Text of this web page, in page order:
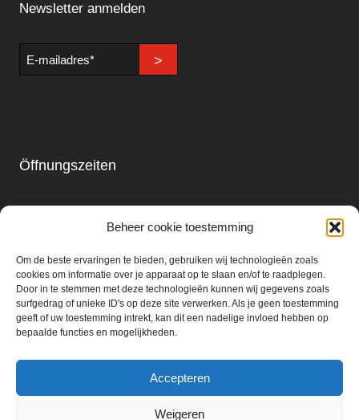
Beheer cookie toestemming
Om de beste ervaringen te bieden, gebruiken wij technologieën zoals
cookies om informatie over je apparaat op te slaan en/of te raadplegen.
Door in te stemmen met deze technologieën kunnen wij gegevens zoals
surfgedrag of unieke ID's op deze site verwerken. Als je geen toestemming
geeft of uw toestemming intrekt, kan dit een nadelige invloed hebben op
bepaalde functies en mogelijkheden.
Accepteren
Weigeren
Newsletter anmelden
E-
mailadres
>
Öffnungszeiten
Montag - Sonntag
09.00 - 18.00
Getränkemarkt:
Montag - Samstag